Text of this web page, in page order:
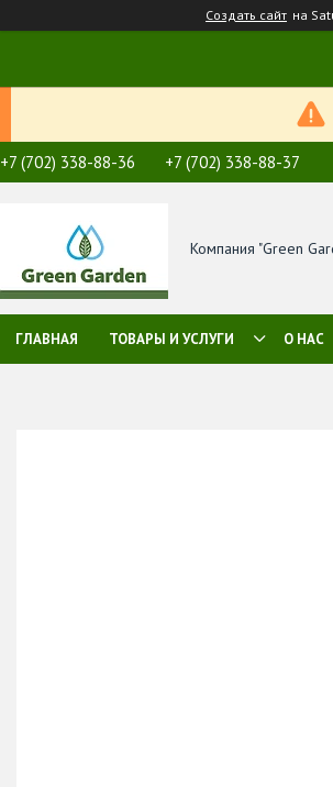
Создать сайт на
+7 (702) 338-88-36 +7 (702) 338-88-37
Компания "Green
ГЛАВНАЯ ТОВАРЫ И УСЛУГИ О НАС